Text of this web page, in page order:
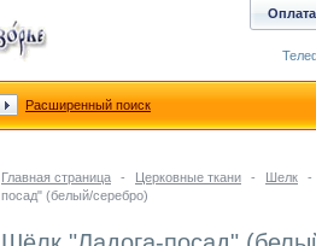
Главная страница - Церковные ткани - Шелк
-
посад" (белый/серебро)
Оплата
Расширенный поиск